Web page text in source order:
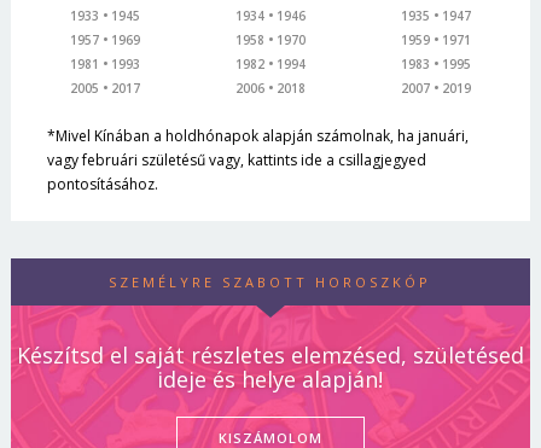
1933
1945
1957
1969
1981
1993
2005
2017
1934
1946
1958
1970
1982
1994
2006
2018
1935
1947
1959
1971
1983
1995
2007
2019
*Mivel Kínában a holdhónapok alapján számolnak, ha januári,
vagy februári születésű vagy, kattints ide a csillagjegyed
pontosításához.
SZEMÉLYRE SZABOTT HOROSZKÓP
Készítsd el saját részletes elemzésed, születésed
ideje és helye alapján!
KISZÁMOLOM